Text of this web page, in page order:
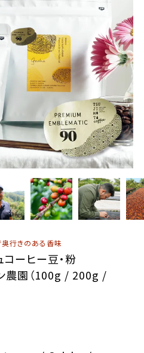
奥行きのある香味
コーヒー豆・粉
農園（100g / 200g /